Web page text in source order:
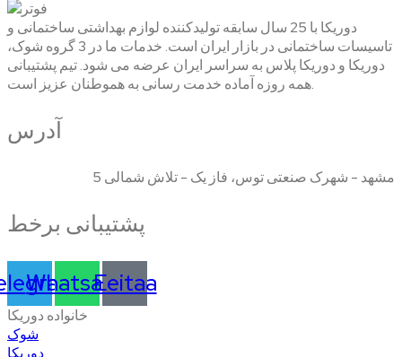
دوریکا با 25 سال سابقه تولیدکننده لوازم بهداشتی ساختمانی و
تاسیسات ساختمانی در بازار ایران است. خدمات ما در 3 گروه شوک،
دوریکا و دوریکا پلاس به سراسر ایران عرضه می شود. تیم پشتیبانی
همه روزه آماده خدمت رسانی به هموطنان عزیز است.
آدرس
مشهد - شهرک صنعتی توس، فاز یک - تلاش شمالی 5
پشتیبانی برخط
Whatsapp
Eeitaa
خانواده دوریکا
شوک
دوریکا